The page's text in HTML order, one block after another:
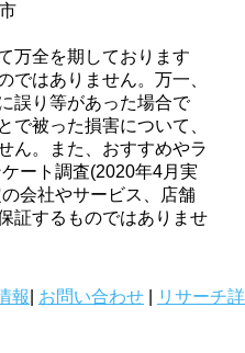
万全を期しております
ではありません。万一、
誤り等があった場合で
で被った損害について、
ん。また、おすすめやラ
ート調査(2020年4月実
会社やサービス、店舗
証するものではありませ
報 お問い合わせ
リサーチ詳